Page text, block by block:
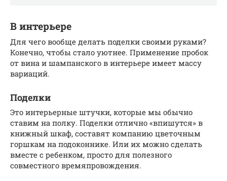
В интерьере
Для чего вообще делать поделки своими руками?
Конечно, чтобы стало уютнее. Применение пробок
от вина и шампанского в интерьере имеет массу
вариаций.
Поделки
Это интерьерные штучки, которые мы обычно
ставим на полку. Поделки отлично «впишутся» в
книжный шкаф, составят компанию цветочным
горшкам на подоконнике. Или их можно сделать
вместе с ребенком, просто для полезного
совместного времяпровождения.